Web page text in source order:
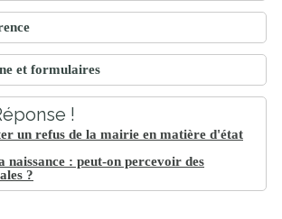
et formulaires
!
un refus de la mairie en matière d'état
naissance : peut-on percevoir des
?